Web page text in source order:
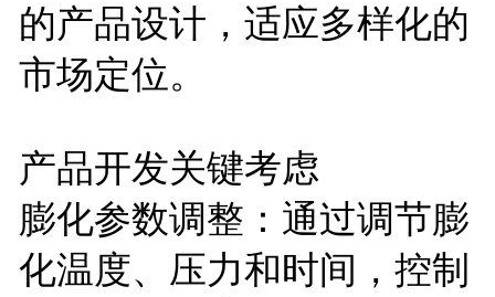
的产品设计，适应多样化的
市场定位。
产品开发关键考虑
膨化参数调整：通过调节膨
化温度、压力和时间，控制